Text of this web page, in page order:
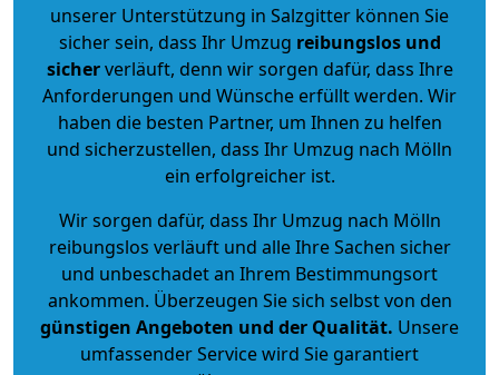
unserer Unterstützung in Salzgitter können Sie
sicher sein, dass Ihr Umzug reibungslos und
sicherverläuft, denn wir sorgen dafür, dass Ihre
Anforderungen und Wünsche erfüllt werden. Wir
haben die besten Partner, um Ihnen zu helfen
und sicherzustellen, dass Ihr Umzug nach Mölln
ein erfolgreicher ist.
Wir sorgen dafür, dass Ihr Umzug nach Mölln
reibungslos verläuft und alle Ihre Sachen sicher
und unbeschadet an Ihrem Bestimmungsort
ankommen. Überzeugen Sie sich selbst von den
günstigen Angeboten und der Qualität. Unsere
umfassender Service wird Sie garantiert